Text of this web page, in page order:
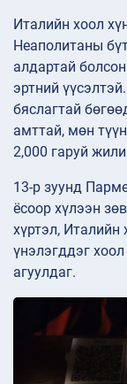
Италийн хоол
Неаполитаны
алдартай
эртний
бяслагтай
амттай, мөн
2,000 гаруй
13-р зуунд
ёсоор хүлээн
хүртэл,
үнэлэгддэг
агуулдаг.